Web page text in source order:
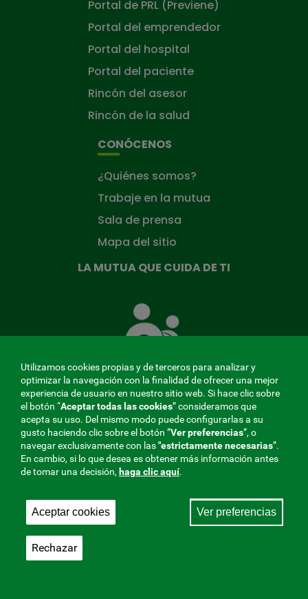
Portal de PRL (Previene)
Portal del emprendedor
Portal del hospital
Portal del paciente
Rincón del asesor
Rincón de la salud
CONÓCENOS
¿Quiénes somos?
Trabaje en la mutua
Sala de prensa
Mapa del sitio
LA MUTUA QUE CUIDA DE TI
Mutua
que
ti
MENÚ
REDES
SOCIALES
V20
Aviso legal|Privacidad
Mutua Colaboradora con la Seguridad Social, 275.
Utilizamos cookies propias y de terceros para analizar y
optimizar la navegación con la finalidad de ofrecer una mejor
experiencia de usuario en nuestro sitio web. Si hace clic sobre
el botón “Aceptar todas las cookies” consideramos que
acepta su uso. Del mismo modo puede configurarlas a su
gusto haciendo clic sobre el botón ”Ver preferencias”, o
navegar exclusivamente con las"estrictamentenecesarias”.
En cambio, si lo que desea es obtener más información antes
de tomar una decisión, haga clic aquí.
Aceptar cookies Ver preferencias
Rechazar